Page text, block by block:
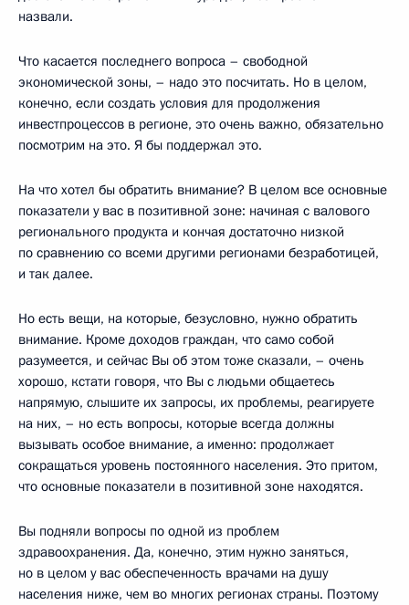
назвали.
Что касается последнего вопроса – свободной
экономической зоны, – надо это посчитать. Но в целом,
конечно, если создать условия для продолжения
инвестпроцессов в регионе, это очень важно, обязательно
посмотрим на это. Я бы поддержал это.
На что хотел бы обратить внимание? В целом все основные
показатели у вас в позитивной зоне: начиная с валового
регионального продукта и кончая достаточно низкой
по сравнению со всеми другими регионами безработицей,
и так далее.
Но есть вещи, на которые, безусловно, нужно обратить
внимание. Кроме доходов граждан, что само собой
разумеется, и сейчас Вы об этом тоже сказали, – очень
хорошо, кстати говоря, что Вы с людьми общаетесь
напрямую, слышите их запросы, их проблемы, реагируете
на них, – но есть вопросы, которые всегда должны
вызывать особое внимание, а именно: продолжает
сокращаться уровень постоянного населения. Это притом,
что основные показатели в позитивной зоне находятся.
Вы подняли вопросы по одной из проблем
здравоохранения. Да, конечно, этим нужно заняться,
но в целом у вас обеспеченность врачами на душу
населения ниже, чем во многих регионах страны. Поэтому